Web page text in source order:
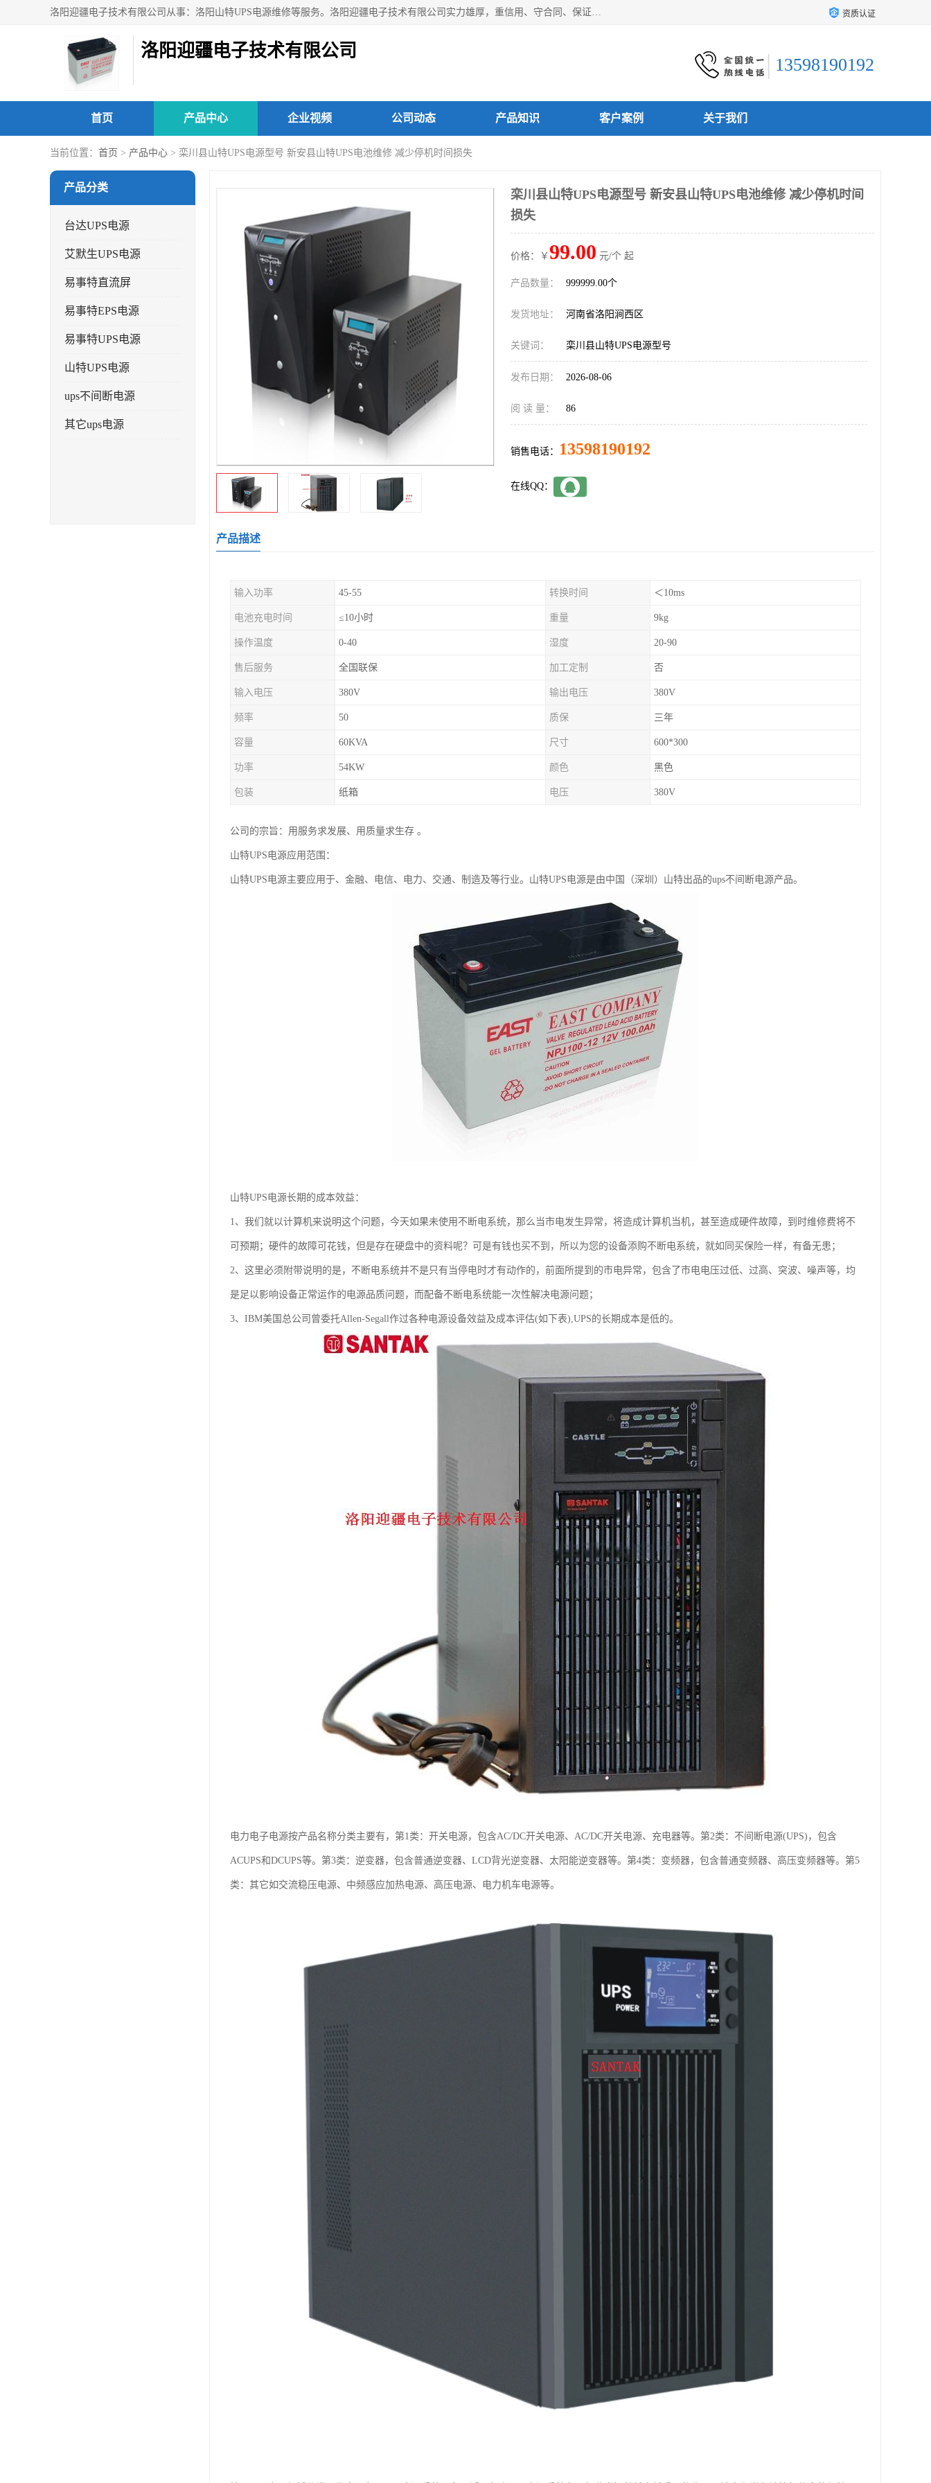
洛阳迎疆电子技术有限公司从事：洛阳山特UPS电源维修等服务。洛阳迎疆电子技术有限公司实力雄厚，重信用、守合同、保证产品质量，以多品种经营特色和薄利多销的原则，赢得了广大客户的信任。公司的宗旨——用服务求发展，用质量求生存！ 资质认证
洛阳迎疆电子技术有限公司
13598190192
首页 产品中心 企业视频 公司动态 产品知识 客户案例 关于我们
当前位置： 首页 > 产品中心 > 栾川县山特UPS电源型号 新安县山特UPS电池维修 减少停机时间损失
产品分类
台达UPS电源
艾默生UPS电源
易事特直流屏
易事特EPS电源
易事特UPS电源
山特UPS电源
ups不间断电源
其它ups电源
栾川县山特UPS电源型号 新安县山特UPS电池维修 减少停机时间
损失
价格：￥ 99.00 元/个 起
产品数量： 999999.00个
发货地址： 河南省洛阳涧西区
关键词： 栾川县山特UPS电源型号
发布日期： 2026-08-06
阅 读 量： 86
销售电话： 13598190192
在线QQ：
产品描述
输入功率 45-55 转换时间 ＜10ms
电池充电时间 ≤10小时 重量 9kg
操作温度 0-40 湿度 20-90
售后服务 全国联保 加工定制 否
输入电压 380V 输出电压 380V
频率 50 质保 三年
容量 60KVA 尺寸 600*300
功率 54KW 颜色 黑色
包装 纸箱 电压 380V
公司的宗旨：用服务求发展、用质量求生存 。
山特UPS电源应用范围：
山特UPS电源主要应用于、金融、电信、电力、交通、制造及等行业。山特UPS电源是由中国（深圳）山特出品的ups不间断电源产品。
山特UPS电源长期的成本效益：
1、我们就以计算机来说明这个问题，今天如果未使用不断电系统，那么当市电发生异常，将造成计算机当机，甚至造成硬件故障，到时维修费将不
可预期；硬件的故障可花钱，但是存在硬盘中的资料呢？可是有钱也买不到，所以为您的设备添购不断电系统，就如同买保险一样，有备无患；
2、这里必须附带说明的是，不断电系统并不是只有当停电时才有动作的，前面所提到的市电异常，包含了市电电压过低、过高、突波、噪声等，均
是足以影响设备正常运作的电源品质问题，而配备不断电系统能一次性解决电源问题；
3、IBM美国总公司曾委托Allen-Segall作过各种电源设备效益及成本评估(如下表),UPS的长期成本是低的。
电力电子电源按产品名称分类主要有，第1类：开关电源，包含AC/DC开关电源、AC/DC开关电源、充电器等。第2类：不间断电源(UPS)，包含
ACUPS和DCUPS等。第3类：逆变器，包含普通逆变器、LCD背光逆变器、太阳能逆变器等。第4类：变频器，包含普通变频器、高压变频器等。第5
类：其它如交流稳压电源、中频感应加热电源、高压电源、电力机车电源等。